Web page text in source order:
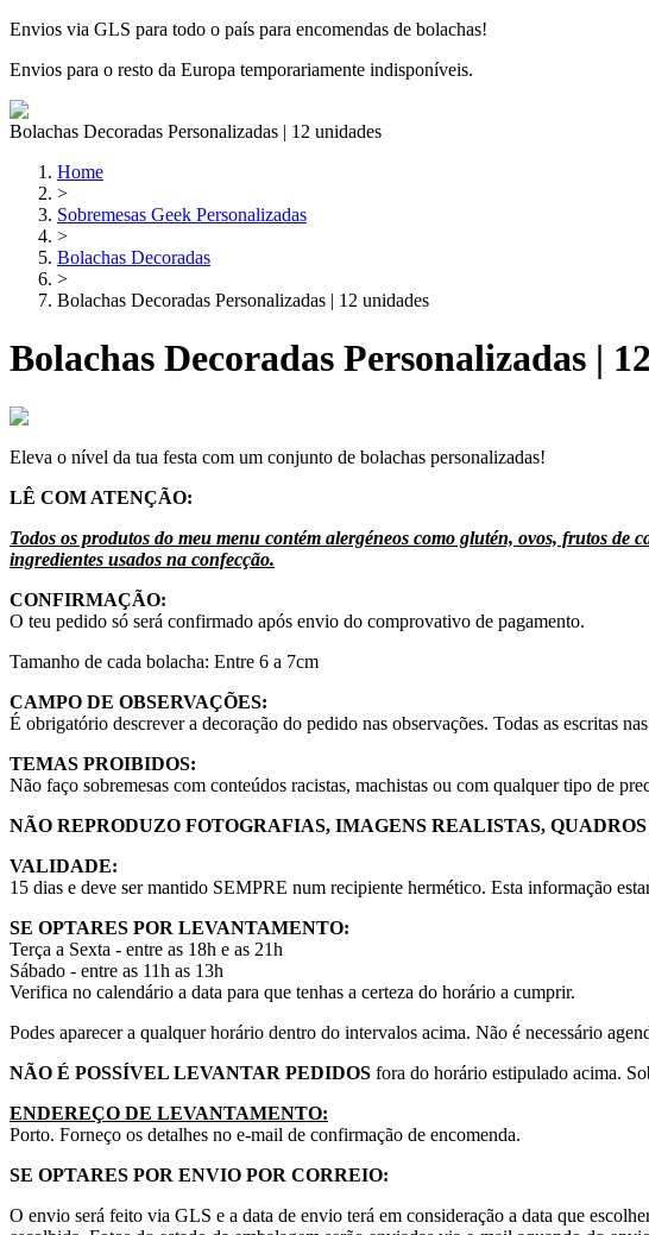
Envios via GLS para todo o país para encomendas de bolachas!
Envios para o resto da Europa temporariamente indisponíveis.
Bolachas Decoradas Personalizadas | 12 unidades
Home
>
Sobremesas Geek Personalizadas
>
Bolachas Decoradas
>
Bolachas Decoradas Personalizadas | 12 unidades
Bolachas Decoradas Personalizadas |
Eleva o nível da tua festa com um conjunto de bolachas personalizadas!
LÊ COM ATENÇÃO:
Todos os produtos do meu menu contém alergéneos como glutén, ovos, frutos de
ingredientes usados na confecção.
CONFIRMAÇÃO:
O teu pedido só será confirmado após envio do comprovativo de pagamento.
Tamanho de cada bolacha: Entre 6 a 7cm
CAMPO DE OBSERVAÇÕES:
É obrigatório descrever a decoração do pedido nas observações. Todas as escritas
TEMAS PROIBIDOS:
Não faço sobremesas com conteúdos racistas, machistas ou com qualquer tipo de
NÃO REPRODUZO FOTOGRAFIAS, IMAGENS REALISTAS,
VALIDADE:
15 dias e deve ser mantido SEMPRE num recipiente hermético. Esta informação
SE OPTARES POR LEVANTAMENTO:
Terça a Sexta - entre as 18h e as 21h
Sábado - entre as 11h as 13h
Verifica no calendário a data para que tenhas a certeza do horário a cumprir.
Podes aparecer a qualquer horário dentro do intervalos acima. Não é necessário
NÃO É POSSÍVEL LEVANTAR PEDIDOS fora do horário estipulado acima.
ENDEREÇO DE LEVANTAMENTO:
Porto. Forneço os detalhes no e-mail de confirmação de encomenda.
SE OPTARES POR ENVIO POR CORREIO:
O envio será feito via GLS e a data de envio terá em consideração a data que